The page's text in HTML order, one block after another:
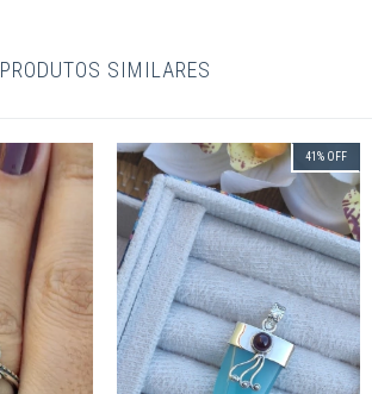
PRODUTOS SIMILARES
41 % OFF